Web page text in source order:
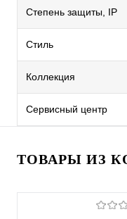
Степень защиты, IP
Стиль
Коллекция
Сервисный центр
ТОВАРЫ ИЗ